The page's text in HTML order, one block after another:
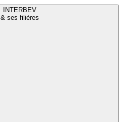
INTERBEV
& ses filières